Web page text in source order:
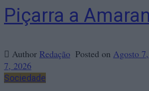
Piçarra a
Author Redação Posted on Agosto
7, 2026
Sociedade